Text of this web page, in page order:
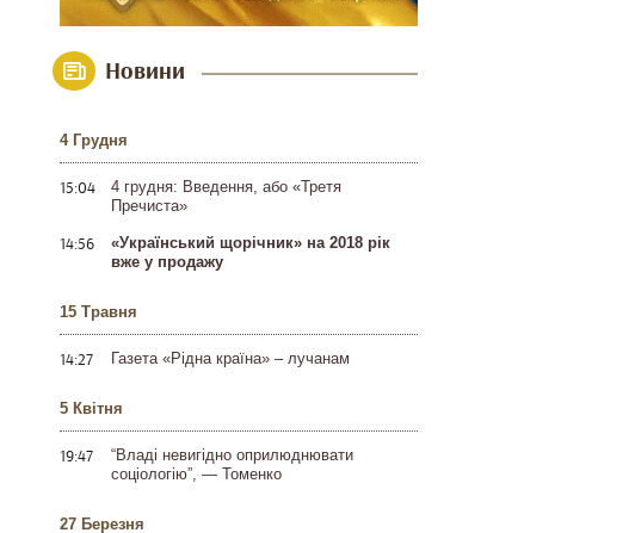
Новини
4 Грудня
15:04
4 грудня: Введення, або «Третя
Пречиста»
14:56
«Український щорічник» на 2018 рік
вже у продажу
15 Травня
14:27 Газета «Рідна країна» – лучанам
5 Квітня
19:47
“Владі невигідно оприлюднювати
соціологію”, — Томенко
27 Березня